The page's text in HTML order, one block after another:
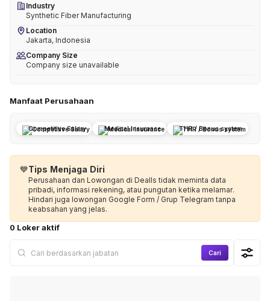
Industry
Synthetic Fiber Manufacturing
Location
Jakarta, Indonesia
Company Size
Company size unavailable
Manfaat Perusahaan
Competitive Salary Medical Insurance THR / Bonus system
💙Tips Menjaga Diri
Perusahaan dan Lowongan di Dealls tidak meminta data
pribadi, informasi rekening, atau pungutan ketika melamar.
Hindari juga lowongan Google Form / Grup Telegram tanpa
keabsahan yang jelas.
0 Loker aktif
Cari